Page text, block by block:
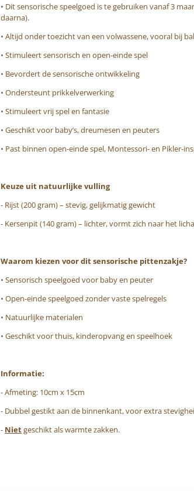
• Dit sensorische speelgoed is te gebruiken vanaf 3
daarna).
• Altijd onder toezicht van een volwassene, vooral bij
• Stimuleert sensorisch en open-einde spel
• Bevordert de sensorische ontwikkeling
• Ondersteunt prikkelverwerking
• Stimuleert vrij spel en fantasie
• Geschikt voor baby’s, dreumesen en peuters
• Past binnen open-einde spel, Montessori- en Pikler-
Keuze uit natuurlijke vulling
- Rijst (200 gram) – stevig, gelijkmatig gewicht
- Kersenpit (140 gram) – lichter, vormt zich naar het
Waarom kiezen voor dit sensorische pittenzakje?
• Sensorisch speelgoed voor baby en peuter
• Open-einde speelgoed zonder vaste spelregels
• Natuurlijke materialen
• Geschikt voor thuis, kinderopvang en speelhoek
Informatie:
- Afmeting: 10cm x 15cm
- Dubbel gestikt aan de binnenkant, voor extra
- Nietgeschikt als warmte zakken.